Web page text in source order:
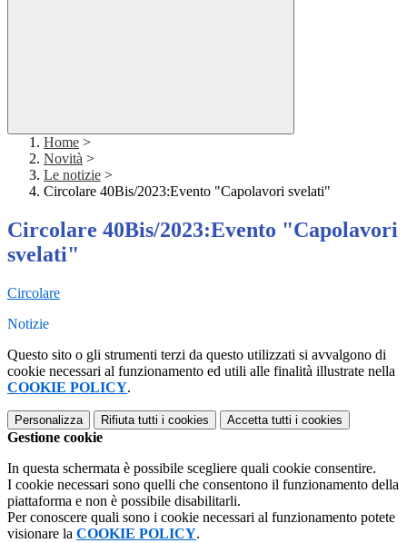
Home >
Novità >
Le notizie >
Circolare 40Bis/2023:Evento "Capolavori svelati"
Circolare 40Bis/2023:Evento "Capolavori
svelati"
Circolare
Notizie
Questo sito o gli strumenti terzi da questo utilizzati si avvalgono di
cookie necessari al funzionamento ed utili alle finalità illustrate nella
COOKIE POLICY.
Personalizza Rifiuta tutti i cookies Accetta tutti i cookies
Gestione cookie
In questa schermata è possibile scegliere quali cookie consentire.
I cookie necessari sono quelli che consentono il funzionamento della
piattaforma e non è possibile disabilitarli.
Per conoscere quali sono i cookie necessari al funzionamento potete
visionare la COOKIE POLICY.